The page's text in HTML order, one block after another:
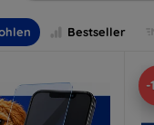
Bestseller
-